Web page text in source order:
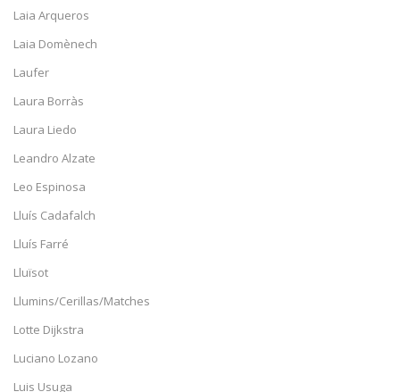
Laia Arqueros
Laia Domènech
Laufer
Laura Borràs
Laura Liedo
Leandro Alzate
Leo Espinosa
Lluís Cadafalch
Lluís Farré
Lluïsot
Llumins/Cerillas/Matches
Lotte Dijkstra
Luciano Lozano
Luis Usuga